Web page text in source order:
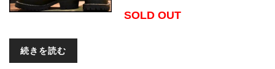
SOLD OUT
続きを読む